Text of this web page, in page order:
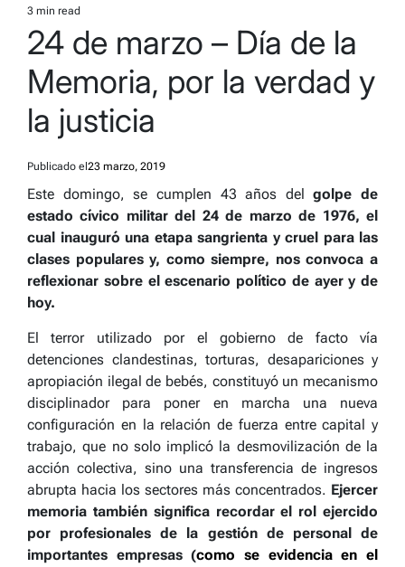
IN
Estimated
read
time
3 min read
24 de marzo – Día de la
Memoria, por la verdad y
la justicia
Publicado el 23 marzo, 2019
Este domingo, se cumplen 43 años del
golpe de
estado cívico militar del 24 de marzo de 1976, el
cual inauguró una etapa sangrienta y cruel para las
clases populares y, como siempre, nos convoca a
reflexionar sobre el escenario político de ayer y de
hoy.
El terror utilizado por el gobierno de facto vía
detenciones clandestinas, torturas, desapariciones y
apropiación ilegal de bebés, constituyó un mecanismo
disciplinador para poner en marcha una nueva
configuración en la relación de fuerza entre capital y
trabajo, que no solo implicó la desmovilización de la
acción colectiva, sino una transferencia de ingresos
abrupta hacia los sectores más concentrados. Ejercer
memoria también significa recordar el rol ejercido
por profesionales de la gestión de personal de
importantes empresas (como se evidencia en el